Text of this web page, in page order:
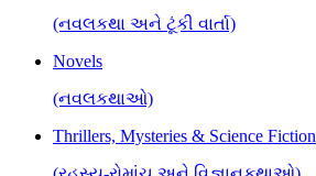
(નવલકથા અને ટૂંકી વાર્તા)
Novels
(નવલકથાઓ)
Thrillers, Mysteries & Science Fiction